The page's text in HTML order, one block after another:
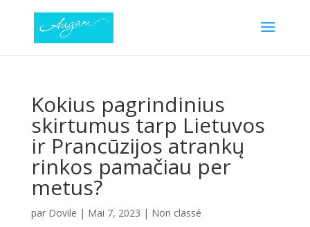
Kokius pagrindinius
skirtumus tarp Lietuvos
ir Prancūzijos atrankų
rinkos pamačiau per
metus?
par Dovile | Mai 7, 2023 | Non classé